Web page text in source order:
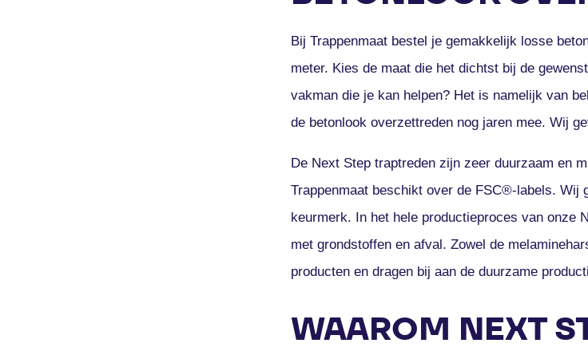
Bij Trappenmaat bestel je gemakkelijk losse
meter. Kies de maat die het dichtst bij de
vakman die je kan helpen? Het is namelijk van
de betonlook overzettreden nog jaren mee. Wij
De Next Step traptreden zijn zeer duurzaam en
Trappenmaat beschikt over de FSC®-labels.
keurmerk. In het hele productieproces van onze
met grondstoffen en afval. Zowel de
producten en dragen bij aan de duurzame
WAAROM NEXT